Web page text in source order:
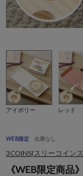
アイボリー レッド
WEB限定 在庫なし
3COINS(スリーコイン
《WEB限定商品